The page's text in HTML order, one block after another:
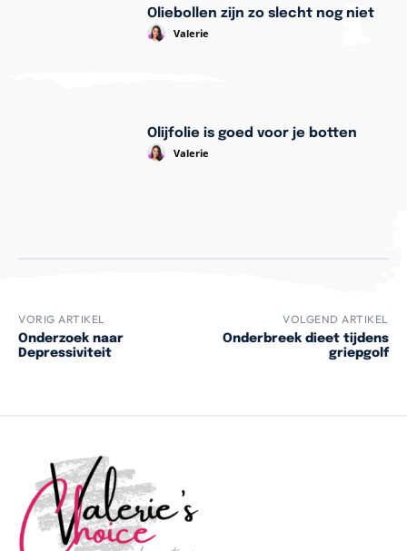
Oliebollen zijn zo slecht nog niet
Valerie
Olijfolie is goed voor je botten
Valerie
VORIG ARTIKEL
Onderzoek naar
Depressiviteit
VOLGEND ARTIKEL
Onderbreek dieet tijdens
griepgolf